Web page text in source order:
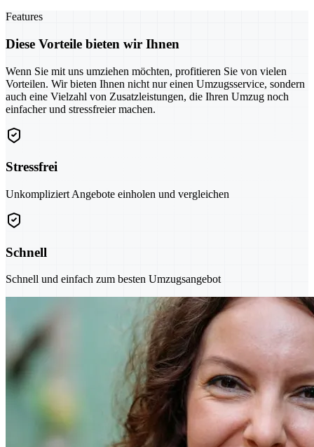
Features
Diese Vorteile bieten wir Ihnen
Wenn Sie mit uns umziehen möchten, profitieren Sie von vielen
Vorteilen. Wir bieten Ihnen nicht nur einen Umzugsservice, sondern
auch eine Vielzahl von Zusatzleistungen, die Ihren Umzug noch
einfacher und stressfreier machen.
Stressfrei
Unkompliziert Angebote einholen und vergleichen
Schnell
Schnell und einfach zum besten Umzugsangebot